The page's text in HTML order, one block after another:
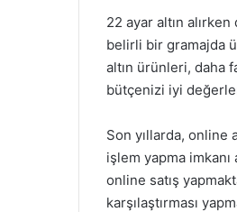
22 ayar altın
belirli bir gramajda
altın ürünleri, daha
bütçenizi iyi
Son yıllarda, online
işlem yapma
online satış
karşılaştırması